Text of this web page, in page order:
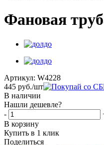
Фановая
Артикул: W4228
445 руб./шт
В наличии
Нашли дешевле?
-
В корзину
Купить в 1 клик
Поделиться